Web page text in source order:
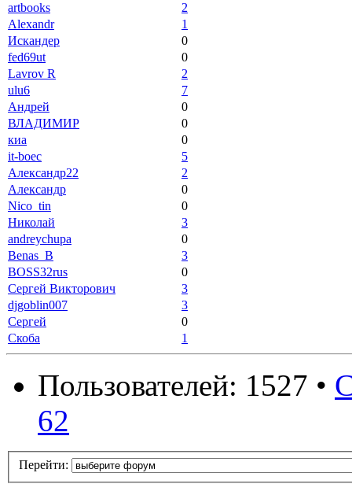
artbooks
2
Alexandr
1
Искандер
0
fed69ut
0
Lavrov R
2
ulu6
7
Андрей
0
ВЛАДИМИР
0
киа
0
it-boec
5
Александр22
2
Александр
0
Nico_tin
0
Николай
3
andreychupa
0
Benas_B
3
BOSS32rus
0
Сергей Викторович
3
djgoblin007
3
Сергей
0
Скоба
1
Пользователей: 1527 •
62
Перейти: